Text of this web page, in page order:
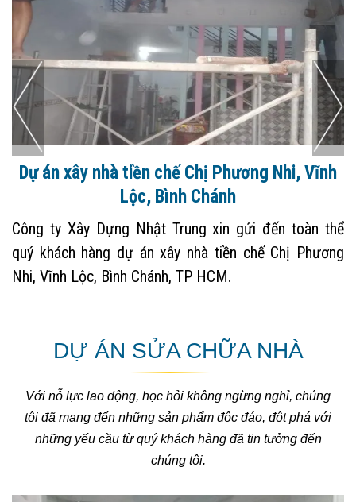
Dự án xây nhà tiền chế Chị Phương Nhi, Vĩnh
Lộc, Bình Chánh
Công ty Xây Dựng Nhật Trung xin gửi đến toàn thể
quý khách hàng dự án xây nhà tiền chế Chị Phương
Nhi, Vĩnh Lộc, Bình Chánh, TP HCM.
DỰ ÁN SỬA CHỮA NHÀ
Với nỗ lực lao động, học hỏi không ngừng nghỉ, chúng
tôi đã mang đến những sản phẩm độc đáo, đột phá với
những yếu cầu từ quý khách hàng đã tin tưởng đến
chúng tôi.